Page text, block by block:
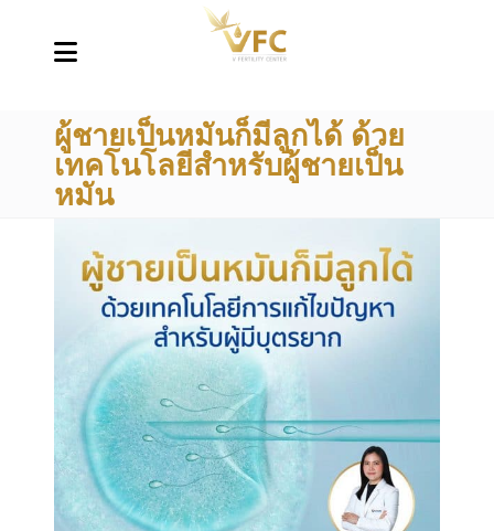
ผู้ชายเป็นหมันก็มีลูกได้ ด้วย
เทคโนโลยีสำหรับผู้ชายเป็น
หมัน